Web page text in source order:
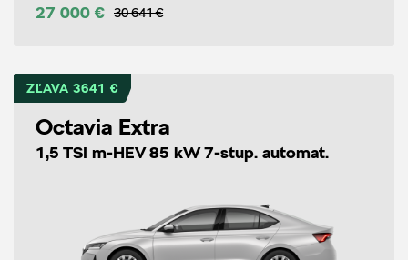
27 000 € 30 641 €
ZĽAVA 3641 €
Octavia Extra
1,5 TSI m-HEV 85 kW 7-stup. automat.